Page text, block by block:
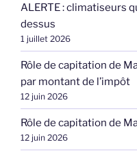
ALERTE : climatiseurs
dessus
1 juillet 2026
Rôle de capitation de
par montant de l’impôt
12 juin 2026
Rôle de capitation de
12 juin 2026